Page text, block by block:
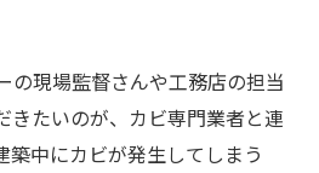
の現場監督さんや工務店の担当
きたいのが、カビ専門業者と連
築中にカビが発生してしまう